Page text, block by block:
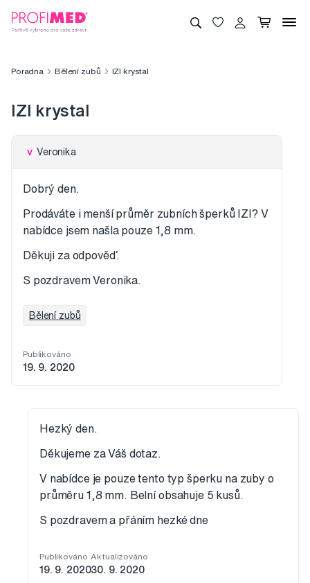
Poradna Bělení zubů IZI krystal
IZI krystal
V Veronika
Dobrý den.
Prodáváte i menší průměr zubních šperků IZI? V
nabídce jsem našla pouze 1,8 mm.
Děkuji za odpověď.
S pozdravem Veronika.
Bělení zubů
Publikováno
19. 9. 2020
Hezký den.
Děkujeme za Váš dotaz.
V nabídce je pouze tento typ šperku na zuby o
průměru 1,8 mm. Belní obsahuje 5 kusů.
S pozdravem a přáním hezké dne
Publikováno
19. 9. 2020
Aktualizováno
30. 9. 2020